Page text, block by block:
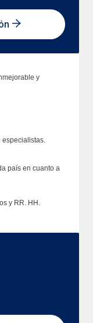
y
país en cuanto a
y RR. HH.